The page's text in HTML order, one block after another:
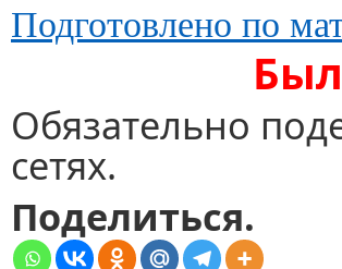
Подготовлено по
Обязательно
сетях.
Поделиться.